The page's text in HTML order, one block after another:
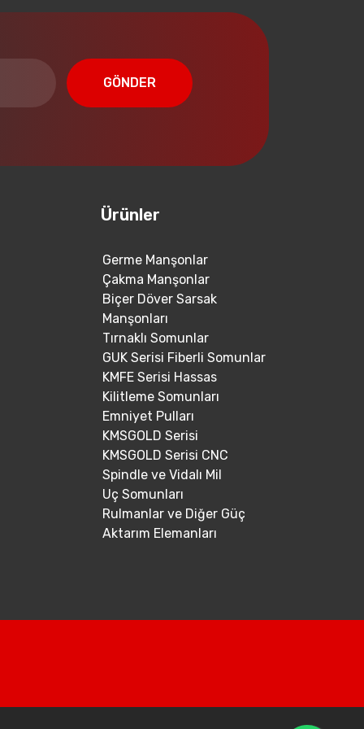
GÖNDER
Ürünler
Germe Manşonlar
Çakma Manşonlar
Biçer Döver Sarsak
Manşonları
Tırnaklı Somunlar
GUK Serisi Fiberli Somunlar
KMFE Serisi Hassas
Kilitleme Somunları
Emniyet Pulları
KMSGOLD Serisi
KMSGOLD Serisi CNC
Spindle ve Vidalı Mil
Uç Somunları
Rulmanlar ve Diğer Güç
Aktarım Elemanları